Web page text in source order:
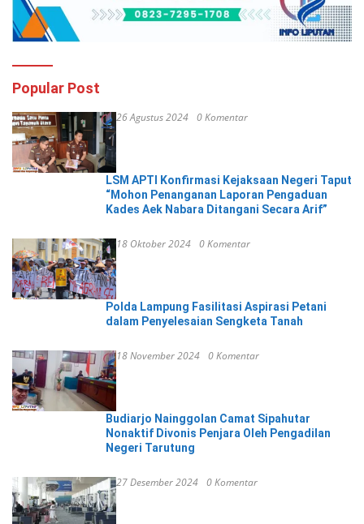
Popular Post
26 Agustus 2024 0 Komentar
LSM APTI Konfirmasi Kejaksaan Negeri Taput
“Mohon Penanganan Laporan Pengaduan
Kades Aek Nabara Ditangani Secara Arif”
18 Oktober 2024 0 Komentar
Polda Lampung Fasilitasi Aspirasi Petani
dalam Penyelesaian Sengketa Tanah
18 November 2024 0 Komentar
Budiarjo Nainggolan Camat Sipahutar
Nonaktif Divonis Penjara Oleh Pengadilan
Negeri Tarutung
27 Desember 2024 0 Komentar